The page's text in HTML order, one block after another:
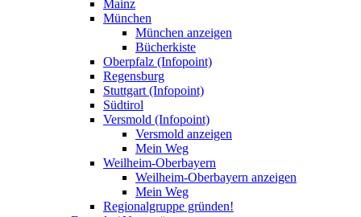
Mainz
München
München anzeigen
Bücherkiste
Oberpfalz (Infopoint)
Regensburg
Stuttgart (Infopoint)
Südtirol
Versmold (Infopoint)
Versmold anzeigen
Mein Weg
Weilheim-Oberbayern
Weilheim-Oberbayern anzeigen
Mein Weg
Regionalgruppe gründen!